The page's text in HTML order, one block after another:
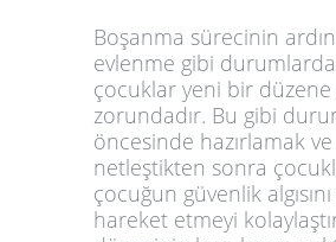
Boşanma sürecinin
evlenme gibi
çocuklar yeni bir
zorundadır. Bu gibi
öncesinde hazırlamak
netleştikten sonra
çocuğun güvenlik
hareket etmeyi